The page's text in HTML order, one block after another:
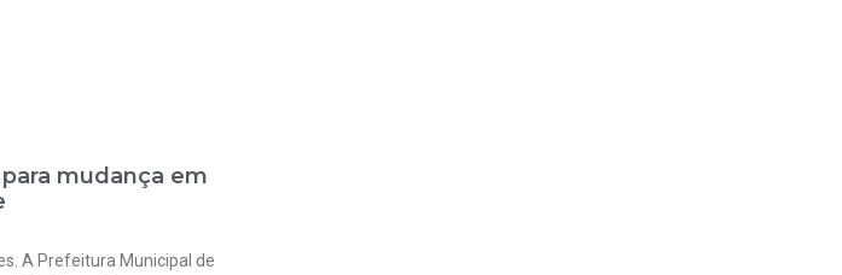
mudança em
A Prefeitura Municipal de